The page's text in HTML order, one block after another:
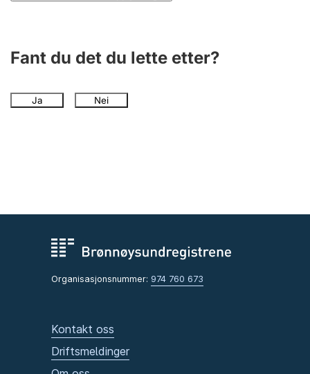
Fant du det du lette etter?
Ja Nei
Organisasjonsnummer: 974 760 673
Kontakt oss
Driftsmeldinger